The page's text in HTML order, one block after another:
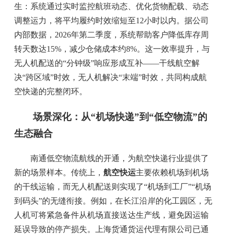
生：系统通过实时监控航班动态、优化货物配载、动态
调整运力，将平均履约时效缩短至12小时以内。据公司
内部数据，2026年第二季度，系统帮助客户降低库存周
转天数达15%，减少仓储成本约8%。这一效率提升，与
无人机配送的“分钟级”响应形成互补——干线航空解
决“跨区域”时效，无人机解决“末端”时效，共同构成航
空快递的完整闭环。
场景深化：从“机场快递”到“低空物流”的
生态融合
南通低空物流航线的开通，为航空快递行业提供了
新的场景样本。传统上， 航空快运主要依赖机场到机场
的干线运输，而无人机配送则实现了“机场到工厂”“机场
到码头”的无缝衔接。例如，在长江沿岸的化工园区，无
人机可将紧急备件从机场直接送达生产线，避免因运输
延误导致的停产损失。上海货通货运代理有限公司已通